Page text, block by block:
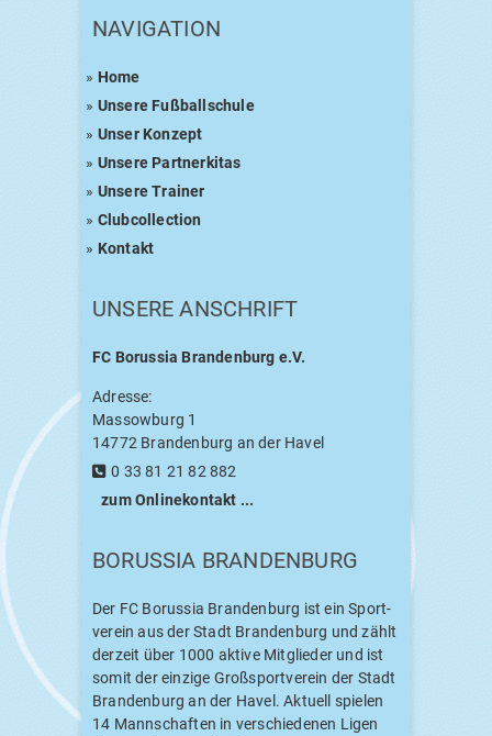
NAVI­GA­TI­ON
» Home
» Unse­re Fußballschule
» Unser Kon­zept
» Unse­re Partnerkitas
» Unse­re Trainer
» Club­coll­ec­tion
» Kon­takt
UNSE­RE ANSCHRIFT
FC Borus­sia Bran­den­burg e.V.
Adres­se:
Massow­burg 1
14772 Bran­den­burg an der Havel
0 33 81 21 82 882
zum Online­kon­takt ...
BORUS­SIA BRANDENBURG
Der FC Borus­sia Bran­den­burg ist ein Sport­
ver­ein aus der Stadt Bran­den­burg und zählt
der­zeit über 1000 akti­ve Mit­glie­der und ist
somit der ein­zi­ge Groß­sport­ver­ein der Stadt
Bran­den­burg an der Havel. Aktu­ell spie­len
14 Mann­schaf­ten in ver­schie­de­nen Ligen